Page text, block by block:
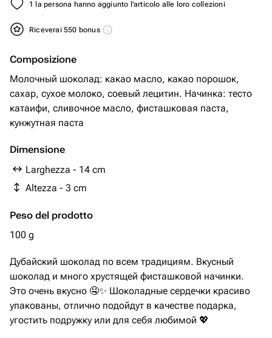
1 la persona hanno aggiunto l'articolo alle loro collezioni
Riceverai 550 bonus
Composizione
Молочный шоколад: какао масло, какао порошок,
сахар, сухое молоко, соевый лецитин. Начинка: тесто
катаифи, сливочное масло, фисташковая паста,
кунжутная паста
Dimensione
Larghezza - 14 cm
Altezza - 3 cm
Peso del prodotto
100 g
Дубайский шоколад по всем традициям. Вкусный
шоколад и много хрустящей фисташковой начинки.
Это очень вкусно 🤤✨ Шоколадные сердечки красиво
упакованы, отлично подойдут в качестве подарка,
угостить подружку или для себя любимой 💖